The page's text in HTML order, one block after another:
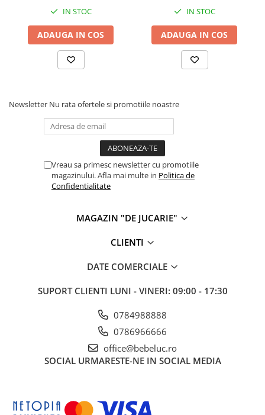
IN STOC
ADAUGA IN COS
IN STOC
ADAUGA IN COS
Newsletter Nu rata ofertele si promotiile noastre
Vreau sa primesc newsletter cu promotiile
magazinului. Afla mai multe in Politica de
Confidentialitate
MAGAZIN "DE JUCARIE"
CLIENTI
DATE COMERCIALE
SUPORT CLIENTI LUNI - VINERI: 09:00 - 17:30
0784988888
0786966666
office@bebeluc.ro
SOCIAL URMARESTE-NE IN SOCIAL MEDIA